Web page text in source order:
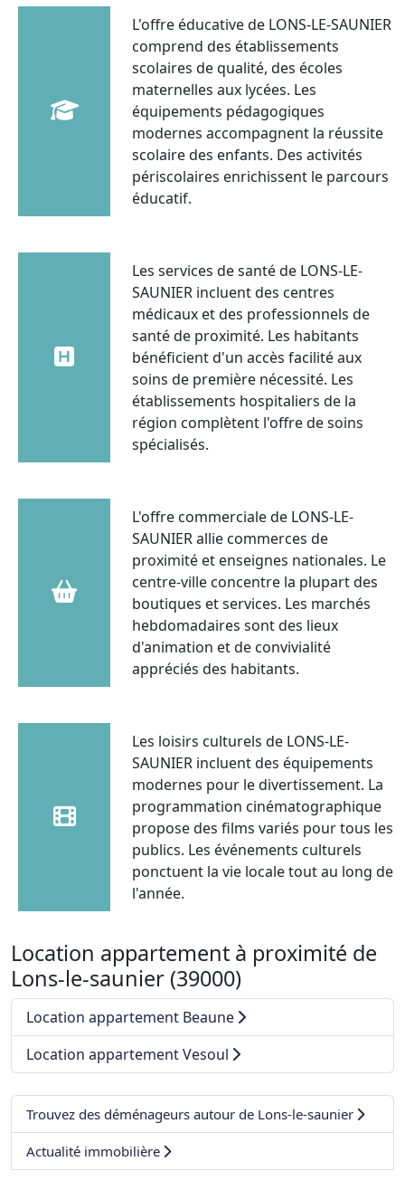
L'offre éducative de LONS-LE-SAUNIER
comprend des établissements
scolaires de qualité, des écoles
maternelles aux lycées. Les
équipements pédagogiques
modernes accompagnent la réussite
scolaire des enfants. Des activités
périscolaires enrichissent le parcours
éducatif.
Les services de santé de LONS-LE-
SAUNIER incluent des centres
médicaux et des professionnels de
santé de proximité. Les habitants
bénéficient d'un accès facilité aux
soins de première nécessité. Les
établissements hospitaliers de la
région complètent l'offre de soins
spécialisés.
L'offre commerciale de LONS-LE-
SAUNIER allie commerces de
proximité et enseignes nationales. Le
centre-ville concentre la plupart des
boutiques et services. Les marchés
hebdomadaires sont des lieux
d'animation et de convivialité
appréciés des habitants.
Les loisirs culturels de LONS-LE-
SAUNIER incluent des équipements
modernes pour le divertissement. La
programmation cinématographique
propose des films variés pour tous les
publics. Les événements culturels
ponctuent la vie locale tout au long de
l'année.
Location appartement à proximité de
Lons-le-saunier (39000)
Location appartement Beaune
Location appartement Vesoul
Trouvez des déménageurs autour de Lons-le-saunier
Actualité immobilière